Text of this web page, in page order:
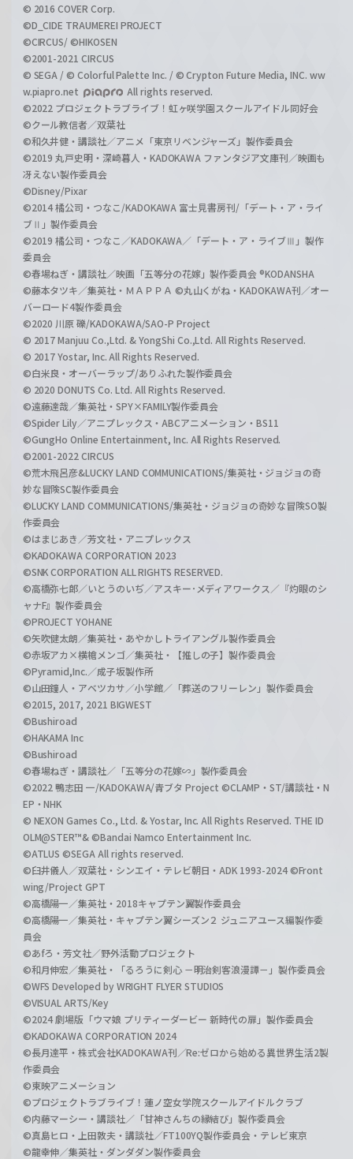
© 2016 COVER Corp.
©D_CIDE TRAUMEREI PROJECT
©CIRCUS/ ©HIKOSEN
©2001-2021 CIRCUS
© SEGA / © Colorful Palette Inc. / © Crypton Future Media, INC. ww
w.piapro.net
All rights reserved.
©2022 プロジェクトラブライブ！虹ヶ咲学園スクールアイドル同好会
©クール教信者／双葉社
©和久井健・講談社／アニメ「東京リベンジャーズ」製作委員会
©2019 丸戸史明・深崎暮人・KADOKAWA ファンタジア文庫刊／映画も
冴えない製作委員会
©Disney/Pixar
©2014 橘公司・つなこ/KADOKAWA 富士見書房刊/「デート・ア・ライ
ブⅡ」製作委員会
©2019 橘公司・つなこ／KADOKAWA／「デート・ア・ライブⅢ」製作
委員会
©春場ねぎ・講談社／映画「五等分の花嫁」製作委員会 ®KODANSHA
©藤本タツキ／集英社・ＭＡＰＰＡ ©丸山くがね・KADOKAWA刊／オー
バーロード4製作委員会
©2020 川原 礫/KADOKAWA/SAO-P Project
© 2017 Manjuu Co.,Ltd. & YongShi Co.,Ltd. All Rights Reserved.
© 2017 Yostar, Inc. All Rights Reserved.
©白米良・オーバーラップ/ありふれた製作委員会
© 2020 DONUTS Co. Ltd. All Rights Reserved.
©遠藤達哉／集英社・SPY×FAMILY製作委員会
©Spider Lily／アニプレックス・ABCアニメーション・BS11
©GungHo Online Entertainment, Inc. All Rights Reserved.
©2001-2022 CIRCUS
©荒木飛呂彦&LUCKY LAND COMMUNICATIONS/集英社・ジョジョの奇
妙な冒険SC製作委員会
©LUCKY LAND COMMUNICATIONS/集英社・ジョジョの奇妙な冒険SO製
作委員会
©はまじあき／芳文社・アニプレックス
©KADOKAWA CORPORATION 2023
©SNK CORPORATION ALL RIGHTS RESERVED.
©高橋弥七郎／いとうのいぢ／アスキー･メディアワークス／『灼眼のシ
ャナF』製作委員会
©PROJECT YOHANE
©矢吹健太朗／集英社・あやかしトライアングル製作委員会
©赤坂アカ×横槍メンゴ／集英社・【推しの子】製作委員会
©Pyramid,Inc.／成子坂製作所
©山田鐘人・アベツカサ／小学館／「葬送のフリーレン」製作委員会
©2015, 2017, 2021 BIGWEST
©Bushiroad
©HAKAMA Inc
©Bushiroad
©春場ねぎ・講談社／「五等分の花嫁∽」製作委員会
©2022 鴨志田 一/KADOKAWA/青ブタ Project ©CLAMP・ST/講談社・N
EP・NHK
© NEXON Games Co., Ltd. & Yostar, Inc. All Rights Reserved. THE ID
OLM@STER™& ©Bandai Namco Entertainment Inc.
©ATLUS ©SEGA All rights reserved.
©臼井儀人／双葉社・シンエイ・テレビ朝日・ADK 1993-2024 ©Front
wing/Project GPT
©高橋陽一／集英社・2018キャプテン翼製作委員会
©高橋陽一／集英社・キャプテン翼シーズン２ ジュニアユース編製作委
員会
©あfろ・芳文社／野外活動プロジェクト
©和月伸宏／集英社・「るろうに剣心 －明治剣客浪漫譚－」製作委員会
©WFS Developed by WRIGHT FLYER STUDIOS
©VISUAL ARTS/Key
©2024 劇場版「ウマ娘 プリティーダービー 新時代の扉」製作委員会
©KADOKAWA CORPORATION 2024
©長月達平・株式会社KADOKAWA刊／Re:ゼロから始める異世界生活2製
作委員会
©東映アニメーション
©プロジェクトラブライブ！蓮ノ空女学院スクールアイドルクラブ
©内藤マーシー・講談社／「甘神さんちの縁結び」製作委員会
©真島ヒロ・上田敦夫・講談社／FT100YQ製作委員会・テレビ東京
©龍幸伸／集英社・ダンダダン製作委員会